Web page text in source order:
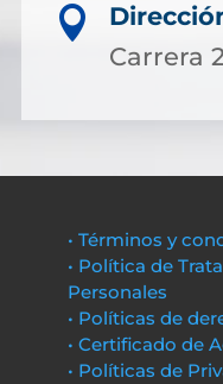

Carrera
• Términos y
• Política de
Personales
• Políticas de
• Certificado de
• Políticas de